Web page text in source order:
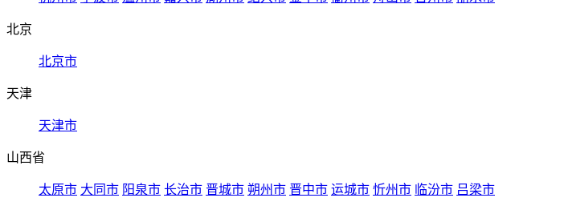
北京
北京市
天津
天津市
山西省
太原市 大同市 阳泉市 长治市 晋城市 朔州市 晋中市 运城市 忻州市 临汾市 吕梁市